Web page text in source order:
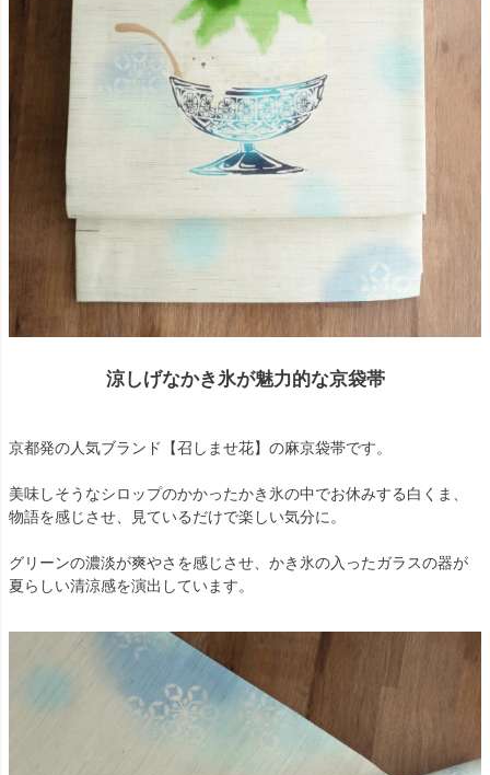
涼しげなかき氷が魅力的な京袋帯
京都発の人気ブランド【召しませ花】の麻京袋帯です。
美味しそうなシロップのかかったかき氷の中でお休みする白くま、
物語を感じさせ、見ているだけで楽しい気分に。
グリーンの濃淡が爽やさを感じさせ、かき氷の入ったガラスの器が
夏らしい清涼感を演出しています。